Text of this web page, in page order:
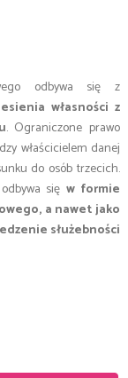
odbywa się z
własności z
. Ograniczone prawo
właścicielem danej
do osób trzecich.
się w formie
a nawet jako
służebności